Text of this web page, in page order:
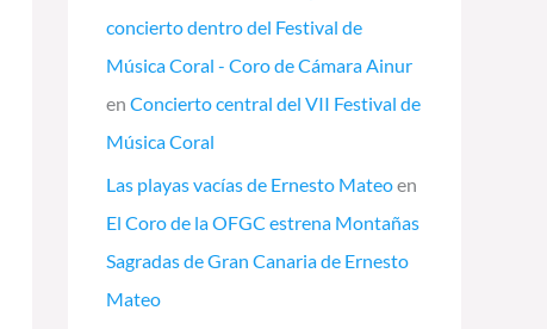
concierto dentro del Festival de
Música Coral - Coro de Cámara Ainur
en Concierto central del VII Festival de
Música Coral
Las playas vacías de Ernesto Mateoen
El Coro de la OFGC estrena Montañas
Sagradas de Gran Canaria de Ernesto
Mateo